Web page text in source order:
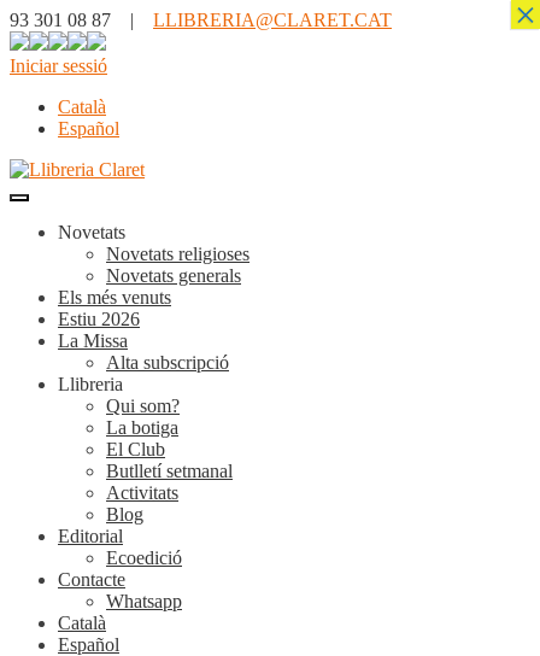
93 301 08 87 | LLIBRERIA@CLARET.CAT
Iniciar sessió
Català
Español
Novetats
Novetats religioses
Novetats generals
Els més venuts
Estiu 2026
La Missa
Alta subscripció
Llibreria
Qui som?
La botiga
El Club
Butlletí setmanal
Activitats
Blog
Editorial
Ecoedició
Contacte
Whatsapp
Català
Español
×